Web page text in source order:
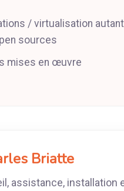
/ virtualisation
sources
mises en œuvre
Briatte
assistance, installation